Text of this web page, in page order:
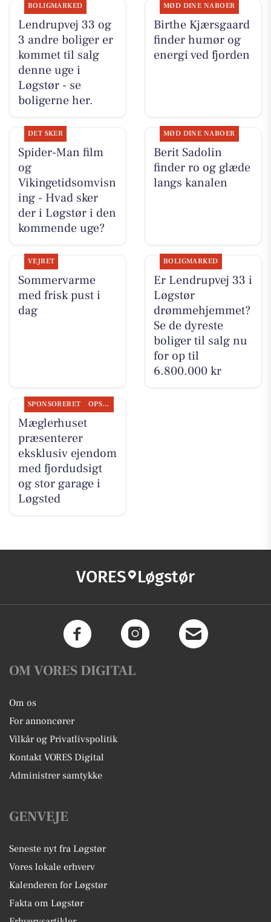
BOLIGMARKED
Lendrupvej 33 og
3 andre boliger er
kommet til salg
denne uge i
Løgstør - se
boligerne her.
MØD DINE NABOER
Birthe Kjærsgaard
finder humør og
energi ved fjorden
DET SKER
Spider-Man film
og
Vikingetidsomvisn
ing - Hvad sker
der i Løgstør i den
kommende uge?
MØD DINE NABOER
Berit Sadolin
finder ro og glæde
langs kanalen
VEJRET
Sommervarme
med frisk pust i
dag
BOLIGMARKED
Er Lendrupvej 33 i
Løgstør
drømmehjemmet?
Se de dyreste
boliger til salg nu
for op til
6.800.000 kr
SPONSORERET OPSLAGSTAVLEN
Mæglerhuset
præsenterer
eksklusiv ejendom
med fjordudsigt
og stor garage i
Løgsted
VORES Løgstør
OM VORES DIGITAL
Om os
For annoncører
Vilkår og Privatlivspolitik
Kontakt VORES Digital
Administrer samtykke
GENVEJE
Seneste nyt fra Løgstør
Vores lokale erhverv
Kalenderen for Løgstør
Fakta om Løgstør